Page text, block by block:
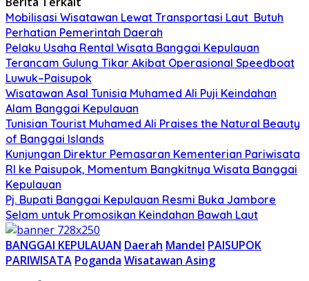
Mobilisasi Wisatawan Lewat Transportasi Laut Butuh
Perhatian Pemerintah Daerah
Pelaku Usaha Rental Wisata Banggai Kepulauan
Terancam Gulung Tikar Akibat Operasional Speedboat
Luwuk–Paisupok
Wisatawan Asal Tunisia Muhamed Ali Puji Keindahan
Alam Banggai Kepulauan
Tunisian Tourist Muhamed Ali Praises the Natural Beauty
of Banggai Islands
Kunjungan Direktur Pemasaran Kementerian Pariwisata
RI ke Paisupok, Momentum Bangkitnya Wisata Banggai
Kepulauan
Pj. Bupati Banggai Kepulauan Resmi Buka Jambore
Selam untuk Promosikan Keindahan Bawah Laut
BANGGAI KEPULAUAN Daerah Mandel PAISUPOK
PARIWISATA Poganda Wisatawan Asing